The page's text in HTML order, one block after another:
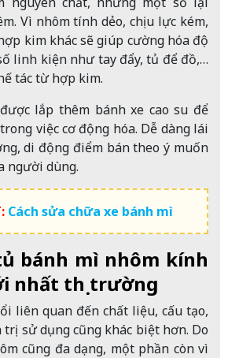
Vì nhôm tính dẻo, chịu lực kém,
kim khác sẽ giúp cường hóa độ
linh kiện như tay đẩy, tủ để đồ,…
tác từ hợp kim.
lắp thêm bánh xe cao su để
việc cơ động hóa. Dễ dàng lái
di động điểm bán theo ý muốn
người dùng.
Cách sửa chữa xe bánh mì
bánh mì nhôm kính
nhất thị trường
liên quan đến chất liệu, cấu tạo,
sử dụng cũng khác biệt hơn. Do
cũng đa dạng, một phần còn vì